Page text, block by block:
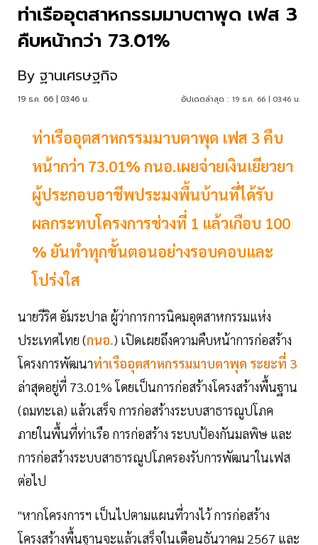
ท่าเรืออุตสาหกรรมมาบตาพุด เฟส 3
คืบหน้ากว่า 73.01%
By ฐานเศรษฐกิจ
19 ธ.ค. 66 | 03:46 น. อัปเดตล่าสุด : 19 ธ.ค. 66 | 03:46 น.
ท่าเรืออุตสาหกรรมมาบตาพุด เฟส 3 คืบ
หน้ากว่า 73.01% กนอ.เผยจ่ายเงินเยียวยา
ผู้ประกอบอาชีพประมงพื้นบ้านที่ได้รับ
ผลกระทบโครงการช่วงที่ 1 แล้วเกือบ 100
% ยันทำทุกขั้นตอนอย่างรอบคอบและ
โปร่งใส
นายวีริศ อัมระปาล ผู้ว่าการการนิคมอุตสาหกรรมแห่ง
ประเทศไทย (กนอ.) เปิดเผยถึงความคืบหน้าการก่อสร้าง
โครงการพัฒนาท่าเรืออุตสาหกรรมมาบตาพุด ระยะที่ 3
ล่าสุดอยู่ที่ 73.01% โดยเป็นการก่อสร้างโครงสร้างพื้นฐาน
(ถมทะเล) แล้วเสร็จ การก่อสร้างระบบสาธารณูปโภค
ภายในพื้นที่ท่าเรือ การก่อสร้าง ระบบป้องกันมลพิษ และ
การก่อสร้างระบบสาธารณูปโภครองรับการพัฒนาในเฟส
ต่อไป
"หากโครงการฯ เป็นไปตามแผนที่วางไว้ การก่อสร้าง
โครงสร้างพื้นฐานจะแล้วเสร็จในเดือนธันวาคม 2567 และ